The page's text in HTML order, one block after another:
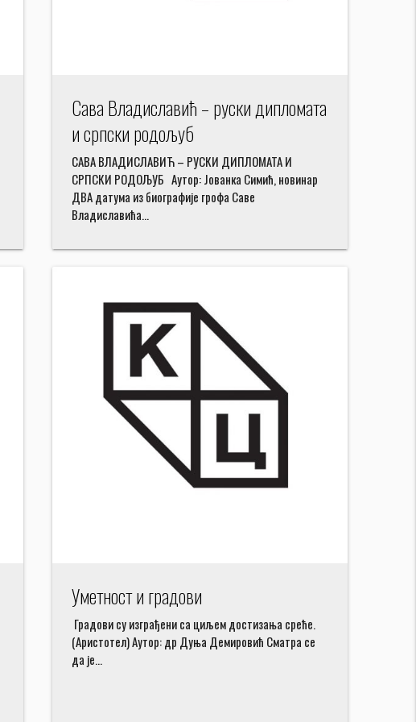
Сава Владиславић – руски дипломата
и српски родољуб
САВА ВЛАДИСЛАВИЋ – РУСКИ ДИПЛОМАТА И
СРПСКИ РОДОЉУБ Аутор: Јованка Симић, новинар
ДВА датума из биографије грофа Саве
Владиславића…
Уметност и градови
Градови су изграђени са циљем достизања среће.
(Аристотел) Аутор: др Дуња Демировић Сматра се
да је…